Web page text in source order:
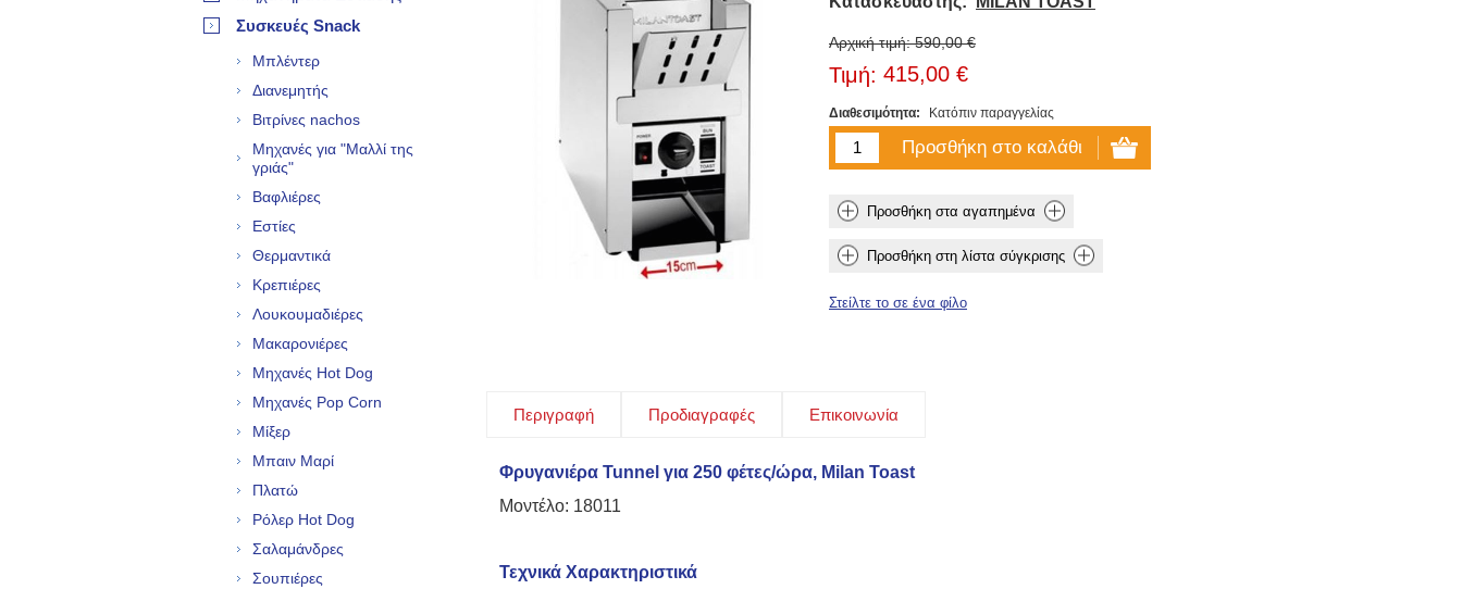
Αρχική τιμή: 590,00 €
Τιμή: 415,00 €
Διαθεσιμότητα: Κατόπιν παραγγελίας
Περιγραφή Προδιαγραφές Επικοινωνία
Φρυγανιέρα Tunnel για 250 φέτες/ώρα, Milan Toast
Μοντέλο: 18011
Τεχνικά Χαρακτηριστικά
Συσκευές Snack
Μπλέντερ
Διανεμητής
Βιτρίνες nachos
Μηχανές για "Μαλλί της
γριάς"
Βαφλιέρες
Εστίες
Θερμαντικά
Κρεπιέρες
Λουκουμαδιέρες
Μακαρονιέρες
Μηχανές Hot Dog
Μηχανές Pop Corn
Μίξερ
Μπαιν Μαρί
Πλατώ
Ρόλερ Hot Dog
Σαλαμάνδρες
Σουπιέρες